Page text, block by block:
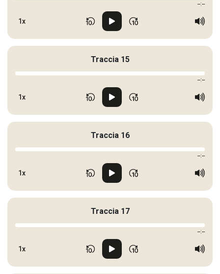
--:--
1x
Traccia 15
--:--
1x
Traccia 16
--:--
1x
Traccia 17
--:--
1x